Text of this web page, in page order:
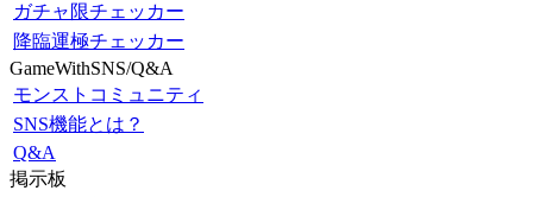
ガチャ限チェッカー
降臨運極チェッカー
GameWithSNS/Q&A
モンストコミュニティ
SNS機能とは？
Q&A
掲示板